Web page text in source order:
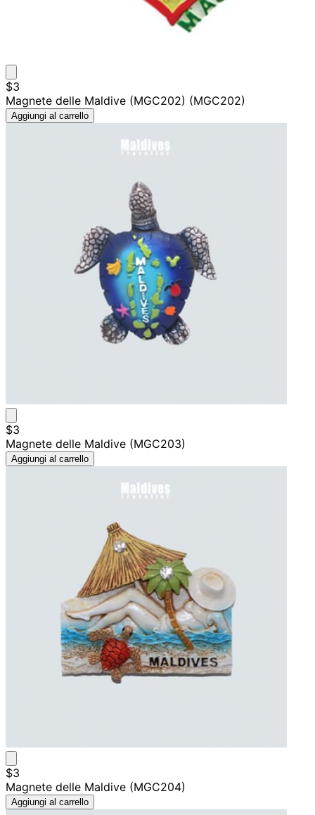
$3
Magnete delle Maldive (MGC202) (MGC202)
Aggiungi al carrello
$3
Magnete delle Maldive (MGC203)
Aggiungi al carrello
$3
Magnete delle Maldive (MGC204)
Aggiungi al carrello